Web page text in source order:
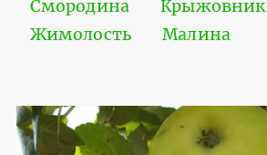
Смородина
Крыжовник
Жимолость
Малина